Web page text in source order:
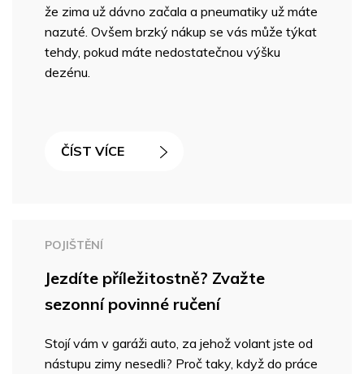
že zima už dávno začala a pneumatiky už máte
nazuté. Ovšem brzký nákup se vás může týkat
tehdy, pokud máte nedostatečnou výšku
dezénu.
ČÍST VÍCE
POJIŠTĚNÍ
Jezdíte příležitostně? Zvažte
sezonní povinné ručení
Stojí vám v garáži auto, za jehož volant jste od
nástupu zimy nesedli? Proč taky, když do práce